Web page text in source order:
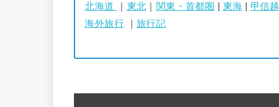
北海道 ｜ 東北 ｜ 関東・首都圏 | 東海 | 甲信越
海外旅行 ｜ 旅行記